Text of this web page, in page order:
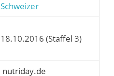
Schweizer
18.10.2016 (Staffel 3)
nutriday.de